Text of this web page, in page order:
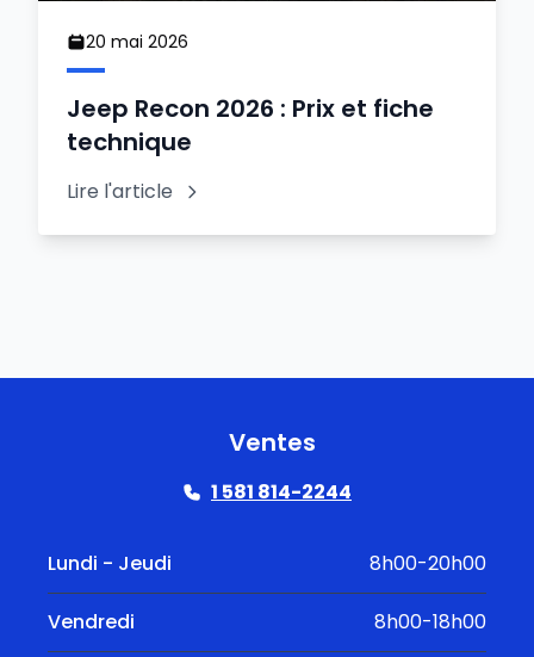
20 mai 2026
Jeep Recon 2026 : Prix et fiche
technique
Lire l'article
Ventes
1 581 814-2244
Lundi - Jeudi 8h00-20h00
Vendredi 8h00-18h00